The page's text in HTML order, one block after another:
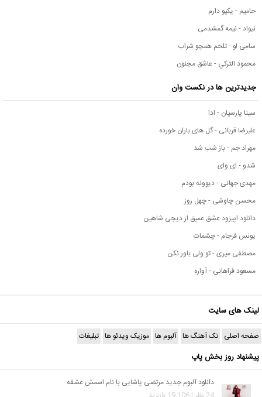
حامیم - یکیو دارم
نیواد - نیمه گمشدمی
سامی لو - تلخم همچو شراب
محمود التركي - عاشق مجنون
جدیدترین ها در نکست وان
سینا پارسیان - ادا
علیرضا قربانی - گل های باران خورده
مهراد جم - باز شب شد
شدو - ای وای
مهدی جهانی - دیوونه بودم
محسن چاوشی - چهل روز
دانلود اپیزود عشق عمیق از دیجی شاهین
یونس فرجام - چشمات
مصطفی میری - تو ولی باور نکن
مسعود فراهانی - آواره
لینک های سایت
صفحه اصلی تک آهنگ ها آلبوم ها موزیک ویدئو ها تبلیغات
پیشنهاد روز بخش پاپ
دانلود آلبوم جدید مرتضی پاشایی با نام اسمش عشقه